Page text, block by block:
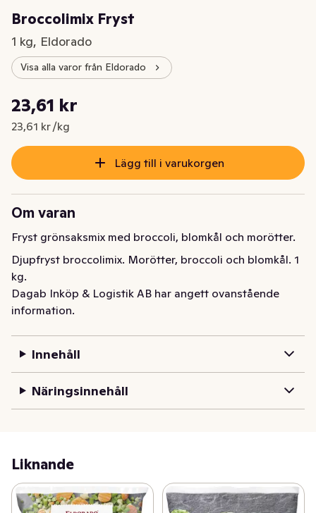
Broccolimix Fryst
1 kg, Eldorado
Visa alla varor från Eldorado
Nuvarande pris är: 23,61 kr
23,61 kr
23,61 kr /kg
Styckpris: 23,61 kr /kg
Lägg till i varukorgen
Om varan
Fryst grönsaksmix med broccoli, blomkål och morötter.
Djupfryst broccolimix. Morötter, broccoli och blomkål. 1
kg.
Dagab Inköp & Logistik AB har angett ovanstående
information.
Innehåll
Näringsinnehåll
Liknande